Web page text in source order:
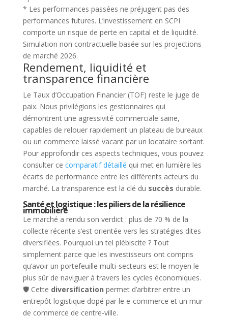
* Les performances passées ne préjugent pas des
performances futures. L’investissement en SCPI
comporte un risque de perte en capital et de liquidité.
Simulation non contractuelle basée sur les projections
de marché 2026.
Rendement, liquidité et
transparence financière
Le Taux d’Occupation Financier (TOF) reste le juge de
paix. Nous privilégions les gestionnaires qui
démontrent une agressivité commerciale saine,
capables de relouer rapidement un plateau de bureaux
ou un commerce laissé vacant par un locataire sortant.
Pour approfondir ces aspects techniques, vous pouvez
consulter ce comparatif détaillé qui met en lumière les
écarts de performance entre les différents acteurs du
marché. La transparence est la clé du succès durable.
Santé et logistique : les piliers de la résilience
immobilière
Le marché a rendu son verdict : plus de 70 % de la
collecte récente s’est orientée vers les stratégies dites
diversifiées. Pourquoi un tel plébiscite ? Tout
simplement parce que les investisseurs ont compris
qu’avoir un portefeuille multi-secteurs est le moyen le
plus sûr de naviguer à travers les cycles économiques.
🛡️ Cette diversification permet d’arbitrer entre un
entrepôt logistique dopé par le e-commerce et un mur
de commerce de centre-ville.